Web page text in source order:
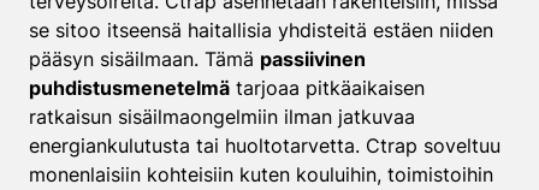
se sitoo itseensä haitallisia yhdisteitä estäen niiden
pääsyn sisäilmaan. Tämä passiivinen
puhdistusmenetelmä tarjoaa pitkäaikaisen
ratkaisun sisäilmaongelmiin ilman jatkuvaa
energiankulutusta tai huoltotarvetta. Ctrap soveltuu
monenlaisiin kohteisiin kuten kouluihin, toimistoihin